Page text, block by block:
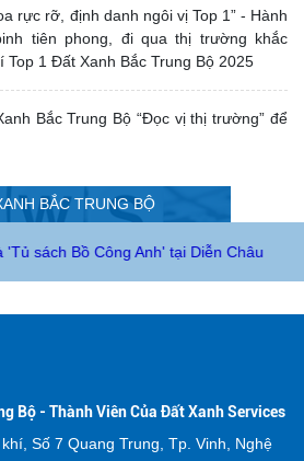
10, Đất Xanh Bắc Trung Bộ viết tiếp
hội mới cho thị trường bất động sản
tiên phong, đi qua thị trường khắc
BẮC TRUNG BỘ